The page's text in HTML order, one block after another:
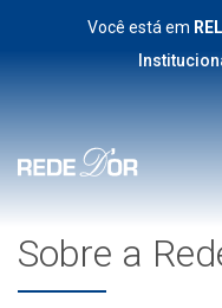
Você está em
Sobre a